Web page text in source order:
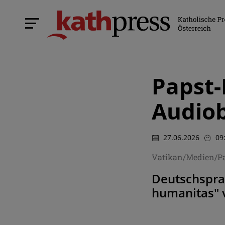
27.06.2026
Vatikan/Medien/
humanitas"